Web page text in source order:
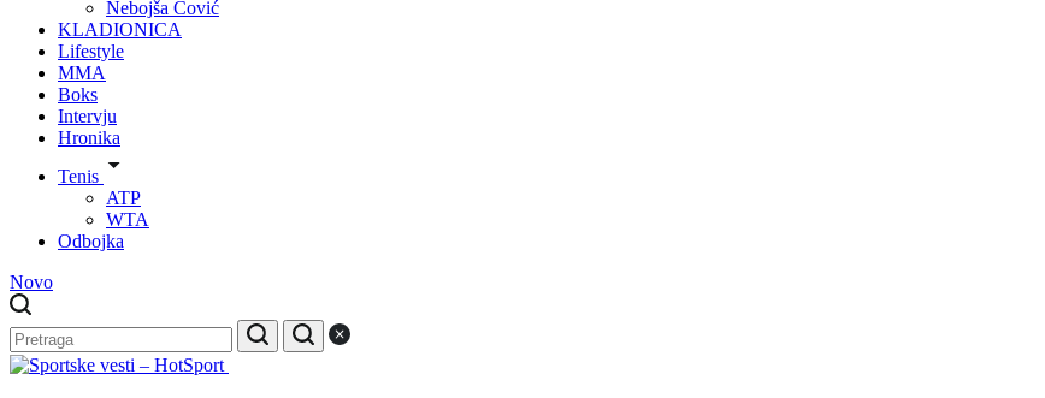
Nebojša Čović
KLADIONICA
Lifestyle
MMA
Boks
Intervju
Hronika
Tenis
ATP
WTA
Odbojka
Novo